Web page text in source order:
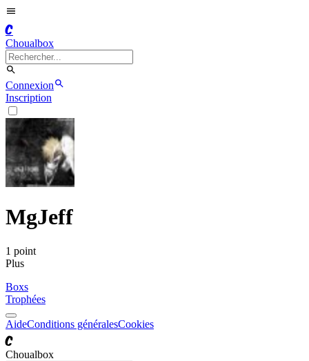
C
Choualbox
Connexion
Inscription
MgJeff
1 point
Plus
Boxs
Trophées
AideConditions généralesCookies
C
Choualbox